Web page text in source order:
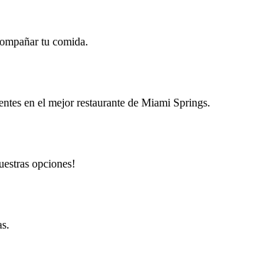
tu comida.
en el mejor restaurante de Miami Springs.
opciones!